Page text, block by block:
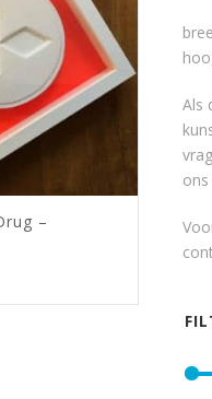
–
Als